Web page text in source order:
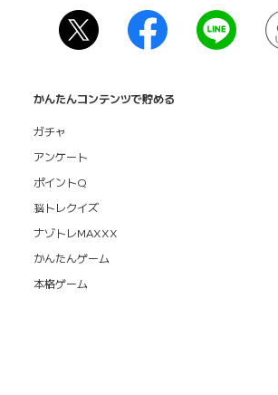
かんたんコンテンツで貯める
ガチャ
アンケート
ポイントQ
脳トレクイズ
ナゾトレMAXXX
かんたんゲーム
本格ゲーム